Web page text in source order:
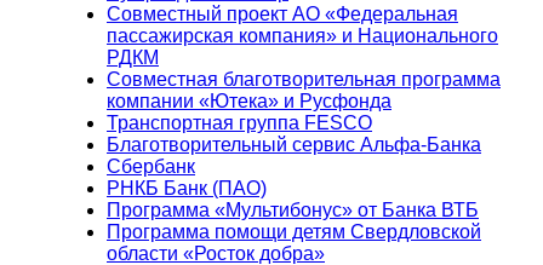
Совместный проект АО «Федеральная
пассажирская компания» и Национального
РДКМ
Совместная благотворительная программа
компании «Ютека» и Русфонда
Транспортная группа FESCO
Благотворительный сервис Альфа-Банка
Сбербанк
РНКБ Банк (ПАО)
Программа «Мультибонус» от Банка ВТБ
Программа помощи детям Свердловской
области «Росток добра»